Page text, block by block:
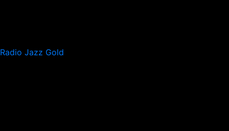
Radio Jazz Gold